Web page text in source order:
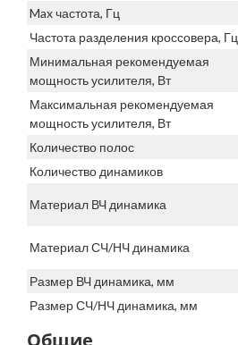
Max частота, Гц
Частота разделения кроссовера, Гц
Минимальная рекомендуемая
мощность усилителя, Вт
Максимальная рекомендуемая
мощность усилителя, Вт
Количество полос
Количество динамиков
Материал ВЧ динамика
Материал СЧ/НЧ динамика
Размер ВЧ динамика, мм
Размер СЧ/НЧ динамика, мм